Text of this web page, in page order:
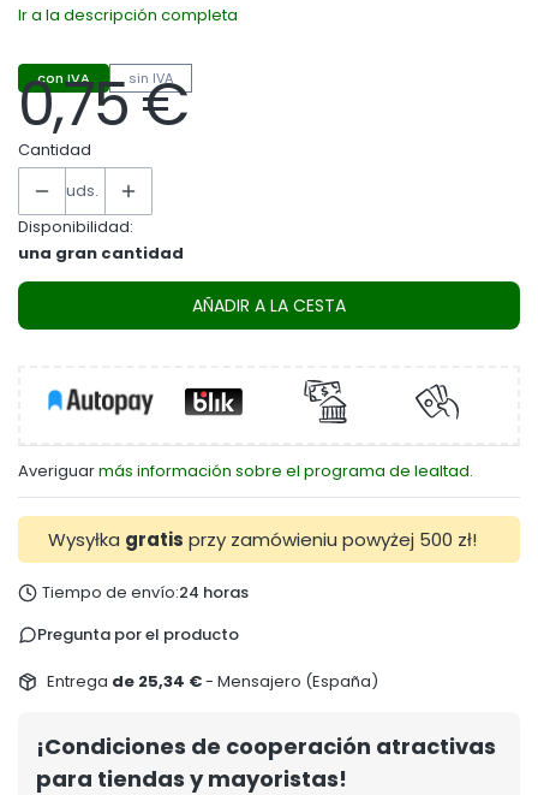
Ir a la descripción completa
con IVA sin IVA
Precio
0,75 €
Cantidad
uds.
Disponibilidad:
una gran cantidad
AÑADIR A LA CESTA
Averiguarmás información sobre el programa de lealtad.
Wysyłka gratis przy zamówieniu powyżej 500 zł!
Tiempo de envío:24 horas
Pregunta por el producto
Entrega de 25,34 €- Mensajero (España)
¡Condiciones de cooperación atractivas
para tiendas y mayoristas!